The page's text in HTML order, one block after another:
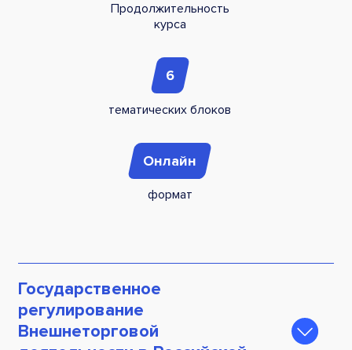
Продолжи­тельность
курса
6
тематических блоков
Онлайн
формат
Государственное
регулирование
Внешнеторговой